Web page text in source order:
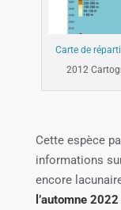
Carte de
2012
Cette espèce
informations
encore
l’automne